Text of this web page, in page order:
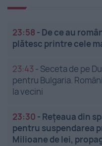
23:58 - De ce au
plătesc printre cele
23:43 - Seceta de pe
pentru Bulgaria.
la vecini
23:30 - Rețeaua din
pentru suspendarea
Milioane de lei,